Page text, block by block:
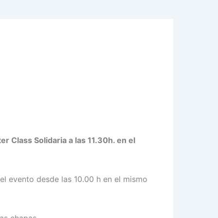
Class Solidaria a las 11.30h. en el
evento desde las 10.00 h en el mismo